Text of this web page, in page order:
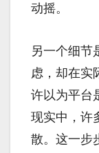
动摇。
另一个细节
虑，却在实
许以为平台
现实中，许
散。这一步